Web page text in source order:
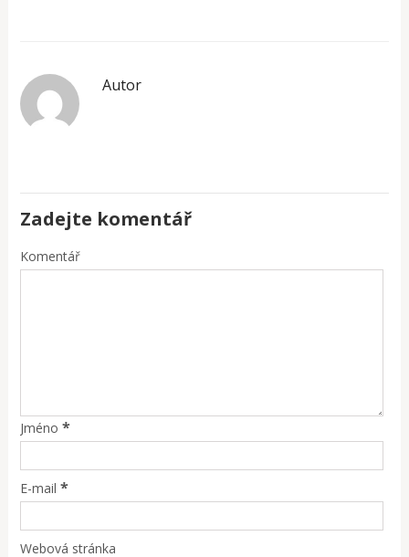
Autor
Zadejte komentář
Komentář
Jméno *
E-mail *
Webová stránka